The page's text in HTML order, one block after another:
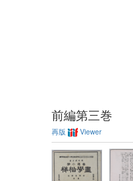
前編第三巻
再版 Viewer